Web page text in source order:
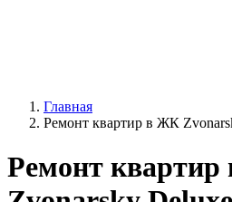
Главная
Ремонт квартир в ЖК
Ремонт